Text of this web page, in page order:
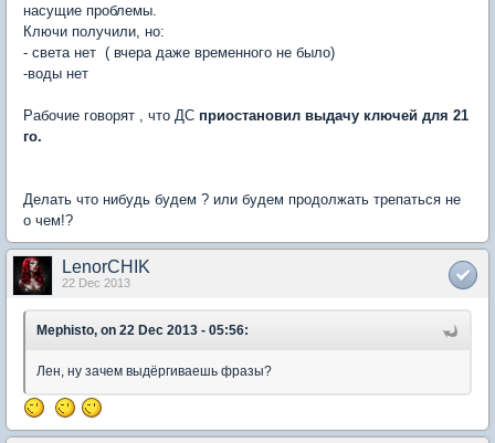
насущие проблемы.
Ключи получили, но:
- света нет ( вчера даже временного не было)
-воды нет
Рабочие говорят , что ДС приостановил выдачу ключей для 21
го.
Делать что нибудь будем ? или будем продолжать трепаться не
о чем!?
LenorCHIK
22 Dec 2013
Mephisto, on 22 Dec 2013 - 05:56:
Лен, ну зачем выдёргиваешь фразы?